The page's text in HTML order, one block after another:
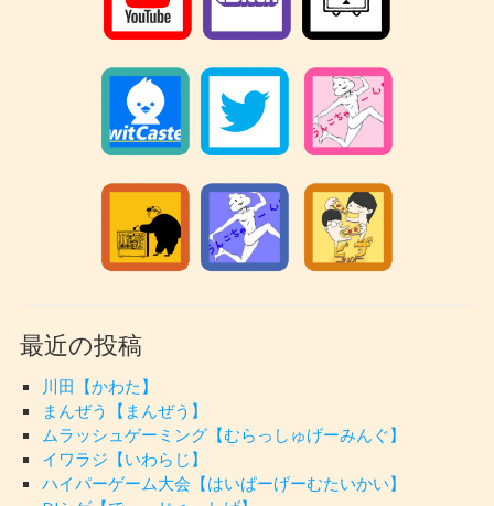
最近の投稿
川田【かわた】
まんぜう【まんぜう】
ムラッシュゲーミング【むらっしゅげーみんぐ】
イワラジ【いわらじ】
ハイパーゲーム大会【はいぱーげーむたいかい】